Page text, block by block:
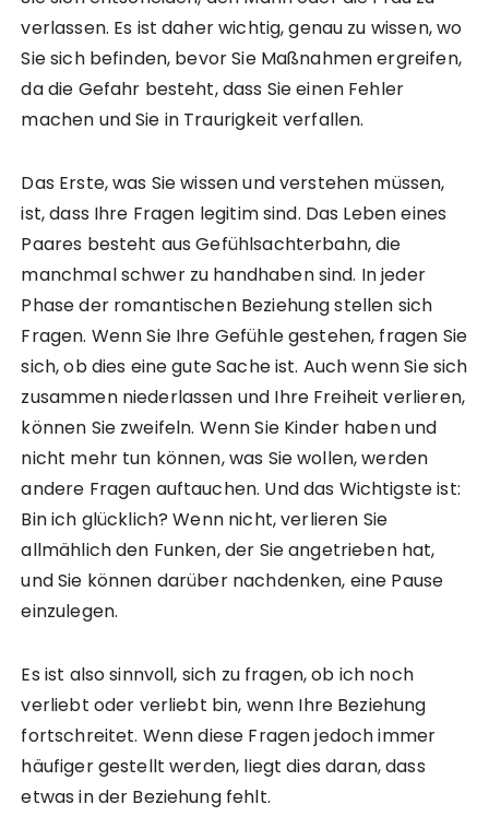
verlassen. Es ist daher wichtig, genau zu wissen, wo
Sie sich befinden, bevor Sie Maßnahmen ergreifen,
da die Gefahr besteht, dass Sie einen Fehler
machen und Sie in Traurigkeit verfallen.
Das Erste, was Sie wissen und verstehen müssen,
ist, dass Ihre Fragen legitim sind. Das Leben eines
Paares besteht aus Gefühlsachterbahn, die
manchmal schwer zu handhaben sind. In jeder
Phase der romantischen Beziehung stellen sich
Fragen. Wenn Sie Ihre Gefühle gestehen, fragen Sie
sich, ob dies eine gute Sache ist. Auch wenn Sie sich
zusammen niederlassen und Ihre Freiheit verlieren,
können Sie zweifeln. Wenn Sie Kinder haben und
nicht mehr tun können, was Sie wollen, werden
andere Fragen auftauchen. Und das Wichtigste ist:
Bin ich glücklich? Wenn nicht, verlieren Sie
allmählich den Funken, der Sie angetrieben hat,
und Sie können darüber nachdenken, eine Pause
einzulegen.
Es ist also sinnvoll, sich zu fragen, ob ich noch
verliebt oder verliebt bin, wenn Ihre Beziehung
fortschreitet. Wenn diese Fragen jedoch immer
häufiger gestellt werden, liegt dies daran, dass
etwas in der Beziehung fehlt.